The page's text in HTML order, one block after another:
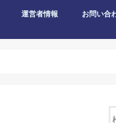
運営者情報 お問い合